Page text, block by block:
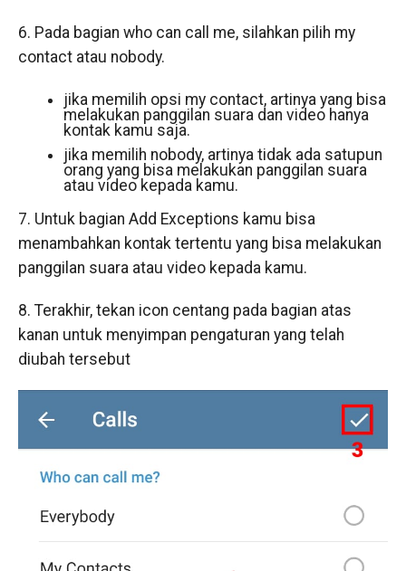
6. Pada bagian who can call me, silahkan pilih my
contact atau nobody.
jika memilih opsi my contact, artinya yang bisa
melakukan panggilan suara dan video hanya
kontak kamu saja.
jika memilih nobody, artinya tidak ada satupun
orang yang bisa melakukan panggilan suara
atau video kepada kamu.
7. Untuk bagian Add Exceptions kamu bisa
menambahkan kontak tertentu yang bisa melakukan
panggilan suara atau video kepada kamu.
8. Terakhir, tekan icon centang pada bagian atas
kanan untuk menyimpan pengaturan yang telah
diubah tersebut